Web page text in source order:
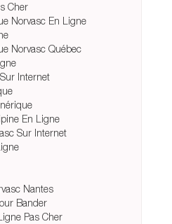
Cher
Norvasc En Ligne
Norvasc Québec
Internet
En Ligne
Sur Internet
Nantes
Bander
Pas Cher